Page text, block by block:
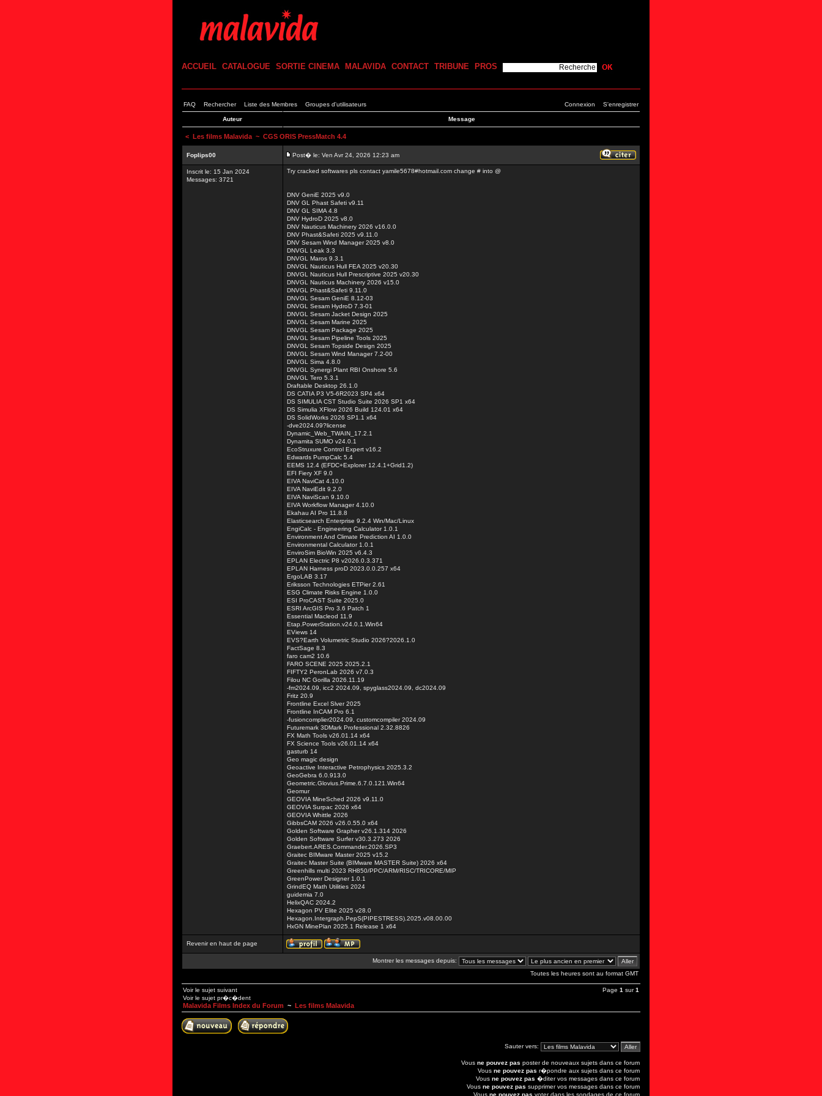
ACCUEIL CATALOGUE SORTIE CINEMA MALAVIDA CONTACT TRIBUNE PROS
FAQ Rechercher Liste des Membres Groupes d'utilisateurs Connexion S'enregistrer
Auteur Message
< Les films Malavida ~ CGS ORIS PressMatch 4.4
Foplips00 Post� le: Ven Avr 24, 2026 12:23 am
Inscrit le: 15 Jan 2024
Messages: 3721
Try cracked softwares pls contact yamile5678#hotmail.com change # into @
DNV GeniE 2025 v9.0
DNV GL Phast Safeti v9.11
DNV GL SIMA 4.8
DNV HydroD 2025 v8.0
DNV Nauticus Machinery 2026 v16.0.0
DNV Phast&Safeti 2025 v9.11.0
DNV Sesam Wind Manager 2025 v8.0
DNVGL Leak 3.3
DNVGL Maros 9.3.1
DNVGL Nauticus Hull FEA 2025 v20.30
DNVGL Nauticus Hull Prescriptive 2025 v20.30
DNVGL Nauticus Machinery 2026 v15.0
DNVGL Phast&Safeti 9.11.0
DNVGL Sesam GeniE 8.12-03
DNVGL Sesam HydroD 7.3-01
DNVGL Sesam Jacket Design 2025
DNVGL Sesam Marine 2025
DNVGL Sesam Package 2025
DNVGL Sesam Pipeline Tools 2025
DNVGL Sesam Topside Design 2025
DNVGL Sesam Wind Manager 7.2-00
DNVGL Sima 4.8.0
DNVGL Synergi Plant RBI Onshore 5.6
DNVGL Tero 5.3.1
Draftable Desktop 26.1.0
DS CATIA P3 V5-6R2023 SP4 x64
DS SIMULIA CST Studio Suite 2026 SP1 x64
DS Simulia XFlow 2026 Build 124.01 x64
DS SolidWorks 2026 SP1.1 x64
-dve2024.09?license
Dynamic_Web_TWAIN_17.2.1
Dynamita SUMO v24.0.1
EcoStruxure Control Expert v16.2
Edwards PumpCalc 5.4
EEMS 12.4 (EFDC+Explorer 12.4.1+Grid1.2)
EFI Fiery XF 9.0
EIVA NaviCat 4.10.0
EIVA NaviEdit 9.2.0
EIVA NaviScan 9.10.0
EIVA Workflow Manager 4.10.0
Ekahau AI Pro 11.8.8
Elasticsearch Enterprise 9.2.4 Win/Mac/Linux
EngiCalc - Engineering Calculator 1.0.1
Environment And Climate Prediction AI 1.0.0
Environmental Calculator 1.0.1
EnviroSim BioWin 2025 v6.4.3
EPLAN Electric P8 v2026.0.3.371
EPLAN Harness proD 2023.0.0.257 x64
ErgoLAB 3.17
Eriksson Technologies ETPier 2.61
ESG Climate Risks Engine 1.0.0
ESI ProCAST Suite 2025.0
ESRI ArcGIS Pro 3.6 Patch 1
Essential Macleod 11.9
Etap.PowerStation.v24.0.1.Win64
EViews 14
EVS?Earth Volumetric Studio 2026?2026.1.0
FactSage 8.3
faro cam2 10.6
FARO SCENE 2025 2025.2.1
FIFTY2 PeronLab 2026 v7.0.3
Filou NC Gorilla 2026.11.19
-fm2024.09, icc2 2024.09, spyglass2024.09, dc2024.09
Fritz 20.9
Frontline Excel Slver 2025
Frontline InCAM Pro 6.1
-fusioncomplier2024.09, customcompiler 2024.09
Futuremark 3DMark Professional 2.32.8826
FX Math Tools v26.01.14 x64
FX Science Tools v26.01.14 x64
gasturb 14
Geo magic design
Geoactive Interactive Petrophysics 2025.3.2
GeoGebra 6.0.913.0
Geometric.Glovius.Prime.6.7.0.121.Win64
Geomur
GEOVIA MineSched 2026 v9.11.0
GEOVIA Surpac 2026 x64
GEOVIA Whittle 2026
GibbsCAM 2026 v26.0.55.0 x64
Golden Software Grapher v26.1.314 2026
Golden Software Surfer v30.3.273 2026
Graebert.ARES.Commander.2026.SP3
Graitec BIMware Master 2025 v15.2
Graitec Master Suite (BIMware MASTER Suite) 2026 x64
Greenhills multi 2023 RH850/PPC/ARM/RISC/TRICORE/MIP
GreenPower Designer 1.0.1
GrindEQ Math Utilities 2024
guidemia 7.0
HelixQAC 2024.2
Hexagon PV Elite 2025 v28.0
Hexagon.Intergraph.PepS(PIPESTRESS).2025.v08.00.00
HxGN MinePlan 2025.1 Release 1 x64
Revenir en haut de page
Montrer les messages depuis:
Toutes les heures sont au format GMT
Voir le sujet suivant
Voir le sujet pr�c�dent
Page 1 sur1
Malavida Films Index du Forum ~ Les films Malavida
Sauter vers:
Vous ne pouvez pas poster de nouveaux sujets dans ce forum
Vous ne pouvez pas r�pondre aux sujets dans ce forum
Vous ne pouvez pas �diter vos messages dans ce forum
Vous ne pouvez pas supprimer vos messages dans ce forum
Vous ne pouvez pas voter dans les sondages de ce forum